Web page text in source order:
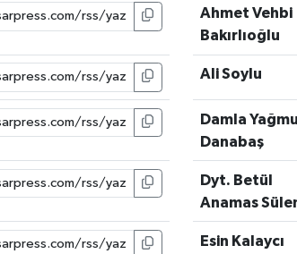
Ahmet Vehbi
Bakırlıoğlu
Ali Soylu
Damla
Danabaş
Dyt. Betül
Anamas
Esin Kalaycı